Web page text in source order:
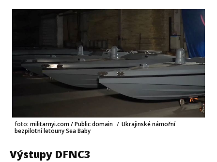
foto: militarnyi.com / Public domain / Ukrajinské námořní
bezpilotní letouny Sea Baby
Výstupy DFNC3